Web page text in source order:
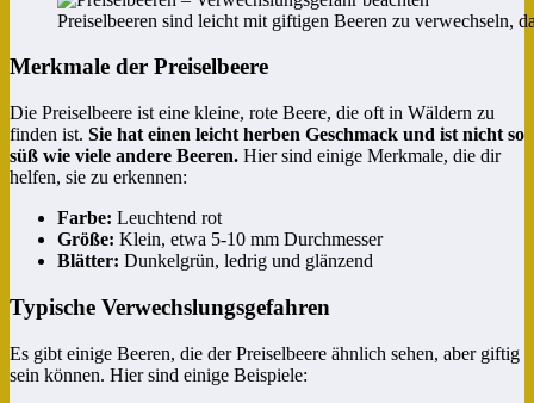
Preiselbeeren sind leicht mit giftigen Beeren zu verwechseln,
Merkmale der Preiselbeere
Die Preiselbeere ist eine kleine, rote Beere, die oft in Wäldern zu
finden ist. Sie hat einen leicht herben Geschmack und ist nicht so
süß wie viele andere Beeren. Hier sind einige Merkmale, die dir
helfen, sie zu erkennen:
Farbe: Leuchtend rot
Größe: Klein, etwa 5-10 mm Durchmesser
Blätter: Dunkelgrün, ledrig und glänzend
Typische Verwechslungsgefahren
Es gibt einige Beeren, die der Preiselbeere ähnlich sehen, aber giftig
sein können. Hier sind einige Beispiele: